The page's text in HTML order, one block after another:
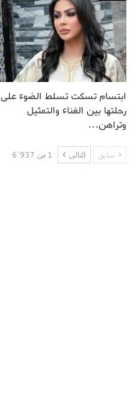
ابتسام تسكت تسلط الضوء على
رحلتها بين الغناء والتمثيل
وتراهن…
سابق التالى 1 من 6٬937